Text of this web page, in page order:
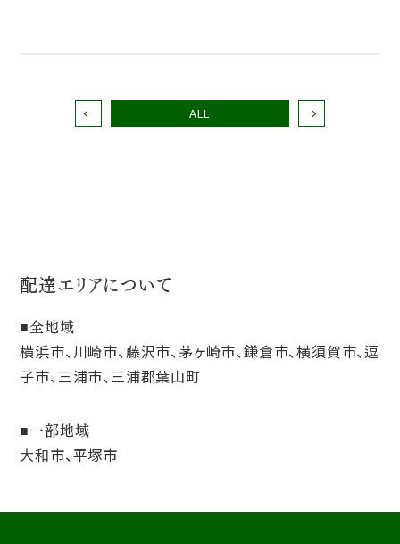
ALL
配達エリアについて
全地域
横浜市、川崎市、藤沢市、茅ヶ崎市、鎌倉市、横須賀市、逗
子市、三浦市、三浦郡葉山町
一部地域
大和市、平塚市